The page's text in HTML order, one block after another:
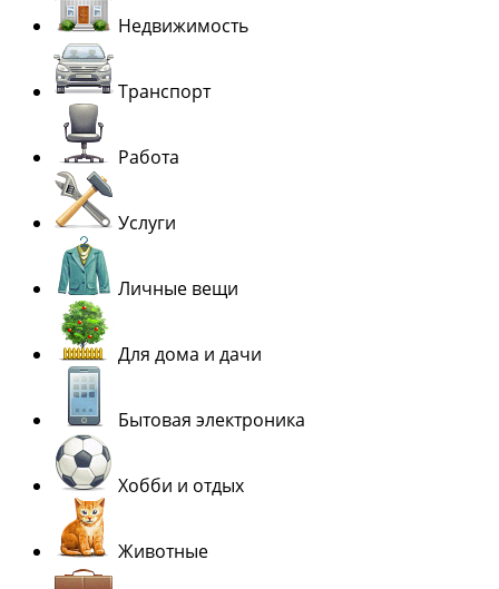
Недвижимость
Транспорт
Работа
Услуги
Личные вещи
Для дома и дачи
Бытовая электроника
Хобби и отдых
Животные